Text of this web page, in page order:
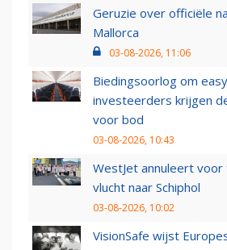
Geruzie over officiële
Mallorca
03-08-2026, 11:06
Biedingsoorlog om
investeerders krijgen
voor bod
03-08-2026, 10:43
WestJet annuleert
vlucht naar Schiphol
03-08-2026, 10:02
VisionSafe wijst